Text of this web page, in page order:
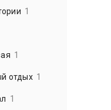
1
1
отдых 1
1